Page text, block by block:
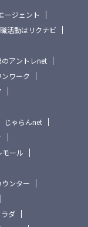
ージェント
活動はリクナビ
アントレnet
ワーク
じゃらんnet
ール
ンター
ダ